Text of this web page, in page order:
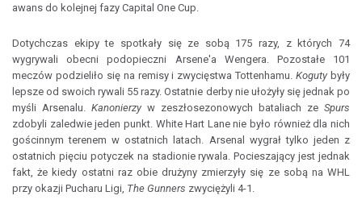
awans do kolejnej fazy Capital One Cup.
Dotychczas ekipy te spotkały się ze sobą 175 razy, z których 74
wygrywali obecni podopieczni Arsene'a Wengera. Pozostałe 101
meczów podzieliło się na remisy i zwycięstwa Tottenhamu.Kogutybyły
lepsze od swoich rywali 55 razy. Ostatnie derby nie ułożyły się jednak po
myśli Arsenalu. Kanonierzyw zeszłosezonowych bataliach ze Spurs
zdobyli zaledwie jeden punkt. White Hart Lane nie było również dla nich
gościnnym terenem w ostatnich latach. Arsenal wygrał tylko jeden z
ostatnich pięciu potyczek na stadionie rywala. Pocieszający jest jednak
fakt, że kiedy ostatni raz obie drużyny zmierzyły się ze sobą na WHL
przy okazji Pucharu Ligi, The Gunners zwyciężyli 4-1.